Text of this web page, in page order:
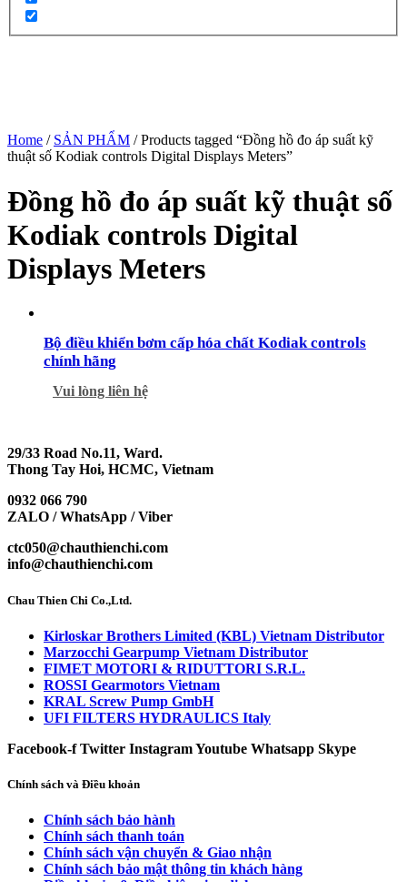
Home / SẢN PHẨM / Products tagged “Đồng hồ đo áp suất kỹ
thuật số Kodiak controls Digital Displays Meters”
Đồng hồ đo áp suất kỹ thuật số
Kodiak controls Digital
Displays Meters
Bộ điều khiển bơm cấp hóa chất Kodiak controls
chính hãng
Vui lòng liên hệ
29/33 Road No.11, Ward.
Thong Tay Hoi, HCMC, Vietnam
0932 066 790
ZALO / WhatsApp / Viber
ctc050@chauthienchi.com
info@chauthienchi.com
Chau Thien Chi Co.,Ltd.
Kirloskar Brothers Limited (KBL) Vietnam Distributor
Marzocchi Gearpump Vietnam Distributor
FIMET MOTORI & RIDUTTORI S.R.L.
ROSSI Gearmotors Vietnam
KRAL Screw Pump GmbH
UFI FILTERS HYDRAULICS Italy
Facebook-f Twitter InstagramYoutube Whatsapp Skype
Chính sách và Điều khoản
Chính sách bảo hành
Chính sách thanh toán
Chính sách vận chuyển & Giao nhận
Chính sách bảo mật thông tin khách hàng